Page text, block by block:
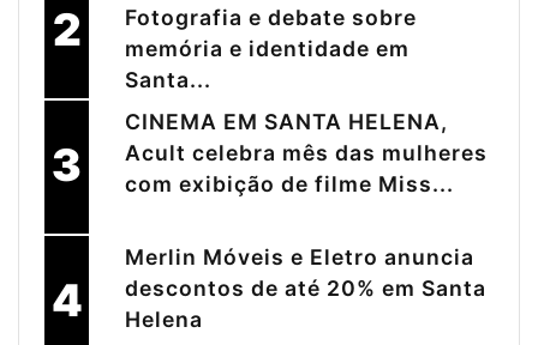
2
Fotografia e debate sobre
memória e identidade em
Santa...
3
CINEMA EM SANTA HELENA,
Acult celebra mês das mulheres
com exibição de filme Miss...
4
Merlin Móveis e Eletro anuncia
descontos de até 20% em Santa
Helena